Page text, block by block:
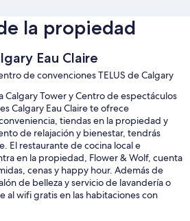
la propiedad
Eau Claire
de convenciones TELUS de Calgary
Calgary Tower y Centro de espectáculos
Calgary Eau Claire te ofrece
tiendas en la propiedad y
de relajación y bienestar, tendrás
El restaurante de cocina local e
en la propiedad, Flower & Wolf, cuenta
cenas y happy hour. Además de
de belleza y servicio de lavandería o
wifi gratis en las habitaciones con